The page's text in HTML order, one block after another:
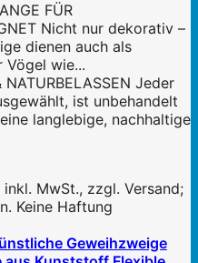
FÜR
Nicht nur dekorativ –
dienen auch als
Vögel wie...
NATURBELASSEN Jeder
ist unbehandelt
langlebige, nachhaltige
inkl. MwSt., zzgl. Versand;
Keine Haftung